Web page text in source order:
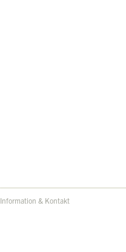
Information & Kontakt